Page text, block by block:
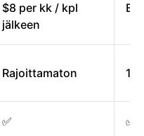
$8 per kk / kpl
jälkeen
Ei
Rajoittamaton
✅ ✅